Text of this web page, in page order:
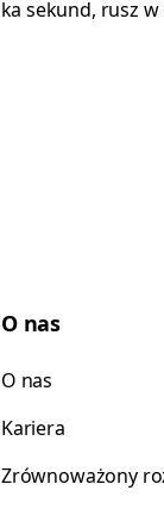
O nas
O nas
Kariera
Zrównoważony